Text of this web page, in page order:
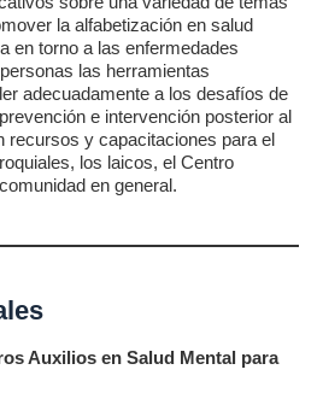
la alfabetización en salud
en torno a las enfermedades
las herramientas
adecuadamente a los desafíos de
e intervención posterior al
recursos y capacitaciones para el
los laicos, el Centro
en general.
Auxilios en Salud Mental para